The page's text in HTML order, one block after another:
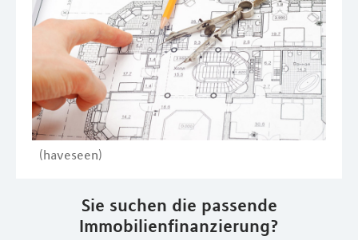
(haveseen)
Sie suchen die passende
Immobilienfinanzierung?